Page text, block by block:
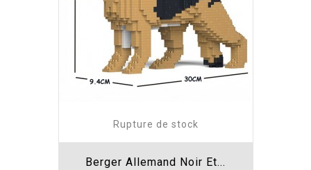
Rupture de stock
Berger Allemand Noir Et...